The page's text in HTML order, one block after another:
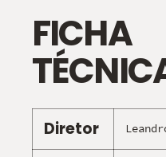
FICHA
Diretor